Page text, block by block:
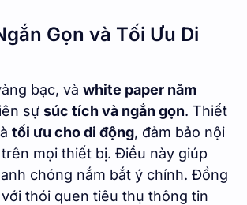
Gọn và Tối Ưu Di
bạc, và white paper năm
sự súc tích và ngắn gọn. Thiết
tối ưu cho di động, đảm bảo nội
mọi thiết bị. Điều này giúp
chóng nắm bắt ý chính. Đồng
thói quen tiêu thụ thông tin